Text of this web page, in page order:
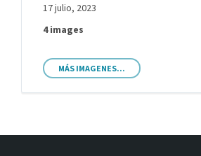
17 julio, 2023
4 images
MÁS IMAGENES...